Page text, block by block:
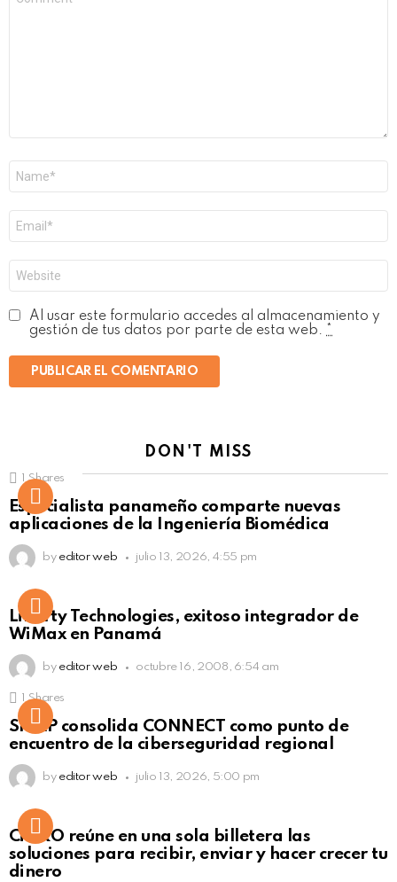
electrónico
*
Al usar este formulario accedes al almacenamiento y
gestión de tus datos por parte de esta web.
DON'T MISS
Click to view this post
Shares
Especialista panameño comparte nuevas
aplicaciones de la Ingeniería Biomédica
by editor web julio 13, 2026, 4:55 pm
Liberty Technologies, exitoso integrador de
WiMax en Panamá
by editor web octubre 16, 2008, 6:54 am
Click to view this post
Shares
SISAP consolida CONNECT como punto de
encuentro de la ciberseguridad regional
by editor web julio 13, 2026, 5:00 pm
Not Safe For Work
Click to view this post
CiNKO reúne en una sola billetera las
soluciones para recibir, enviar y hacer crecer tu
dinero